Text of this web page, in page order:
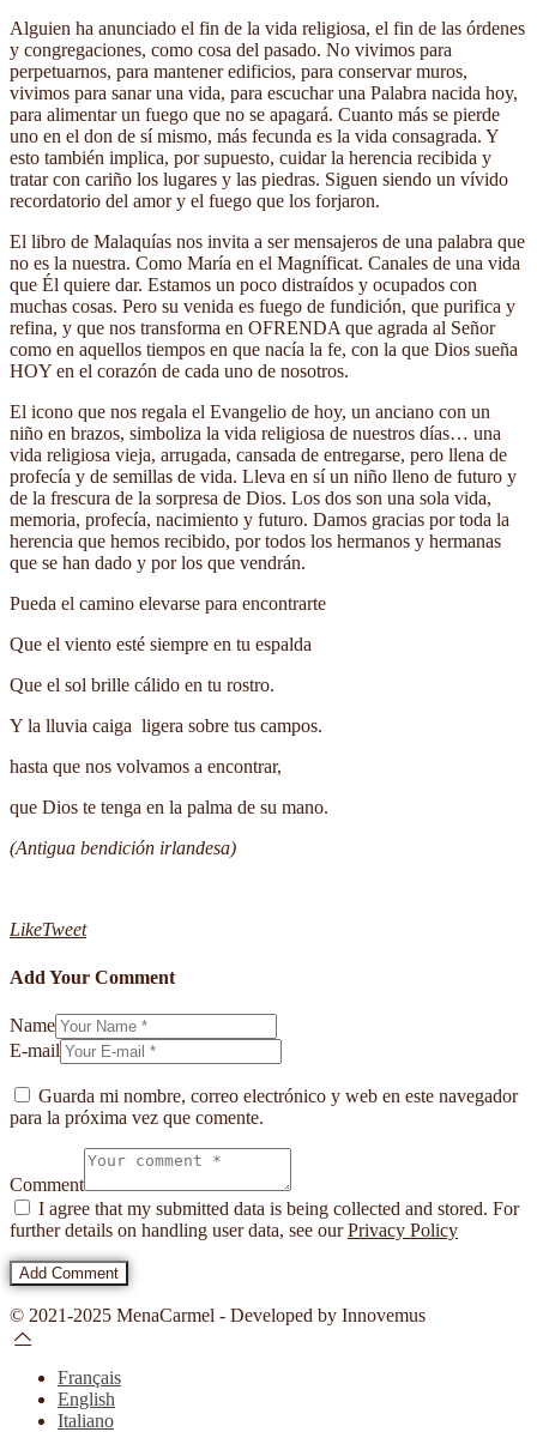
Alguien ha anunciado el fin de la vida religiosa, el fin de las órdenes
y congregaciones, como cosa del pasado. No vivimos para
perpetuarnos, para mantener edificios, para conservar muros,
vivimos para sanar una vida, para escuchar una Palabra nacida hoy,
para alimentar un fuego que no se apagará. Cuanto más se pierde
uno en el don de sí mismo, más fecunda es la vida consagrada. Y
esto también implica, por supuesto, cuidar la herencia recibida y
tratar con cariño los lugares y las piedras. Siguen siendo un vívido
recordatorio del amor y el fuego que los forjaron.
El libro de Malaquías nos invita a ser mensajeros de una palabra que
no es la nuestra. Como María en el Magníficat. Canales de una vida
que Él quiere dar. Estamos un poco distraídos y ocupados con
muchas cosas. Pero su venida es fuego de fundición, que purifica y
refina, y que nos transforma en OFRENDA que agrada al Señor
como en aquellos tiempos en que nacía la fe, con la que Dios sueña
HOY en el corazón de cada uno de nosotros.
El icono que nos regala el Evangelio de hoy, un anciano con un
niño en brazos, simboliza la vida religiosa de nuestros días… una
vida religiosa vieja, arrugada, cansada de entregarse, pero llena de
profecía y de semillas de vida. Lleva en sí un niño lleno de futuro y
de la frescura de la sorpresa de Dios. Los dos son una sola vida,
memoria, profecía, nacimiento y futuro. Damos gracias por toda la
herencia que hemos recibido, por todos los hermanos y hermanas
que se han dado y por los que vendrán.
Pueda el camino elevarse para encontrarte
Que el viento esté siempre en tu espalda
Que el sol brille cálido en tu rostro.
Y la lluvia caiga ligera sobre tus campos.
hasta que nos volvamos a encontrar,
que Dios te tenga en la palma de su mano.
(Antigua bendición irlandesa)
LikeTweet
Add Your Comment
Name
E-mail
Guarda mi nombre, correo electrónico y web en este navegador
para la próxima vez que comente.
Comment
I agree that my submitted data is being collected and stored. For
further details on handling user data, see ourPrivacy Policy
© 2021-2025 MenaCarmel - Developed by Innovemus
Français
English
Italiano